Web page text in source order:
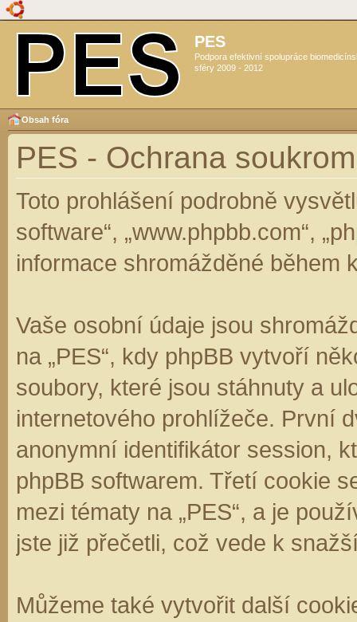
PES
Podpora efektivní spolupráce
sféry 2009 - 2012
Obsah fóra
PES - Ochrana
Toto prohlášení podrobně
software“, „www.phpbb.com“,
informace shromážděné během
Vaše osobní údaje jsou
na „PES“, kdy phpBB vytvoří
soubory, které jsou stáhnuty a
internetového prohlížeče. První
anonymní identifikátor session,
phpBB softwarem. Třetí cookie
mezi tématy na „PES“, a je
jste již přečetli, což vede k
Můžeme také vytvořit další